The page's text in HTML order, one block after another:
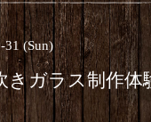
31 (Sun)
ガラス制作体